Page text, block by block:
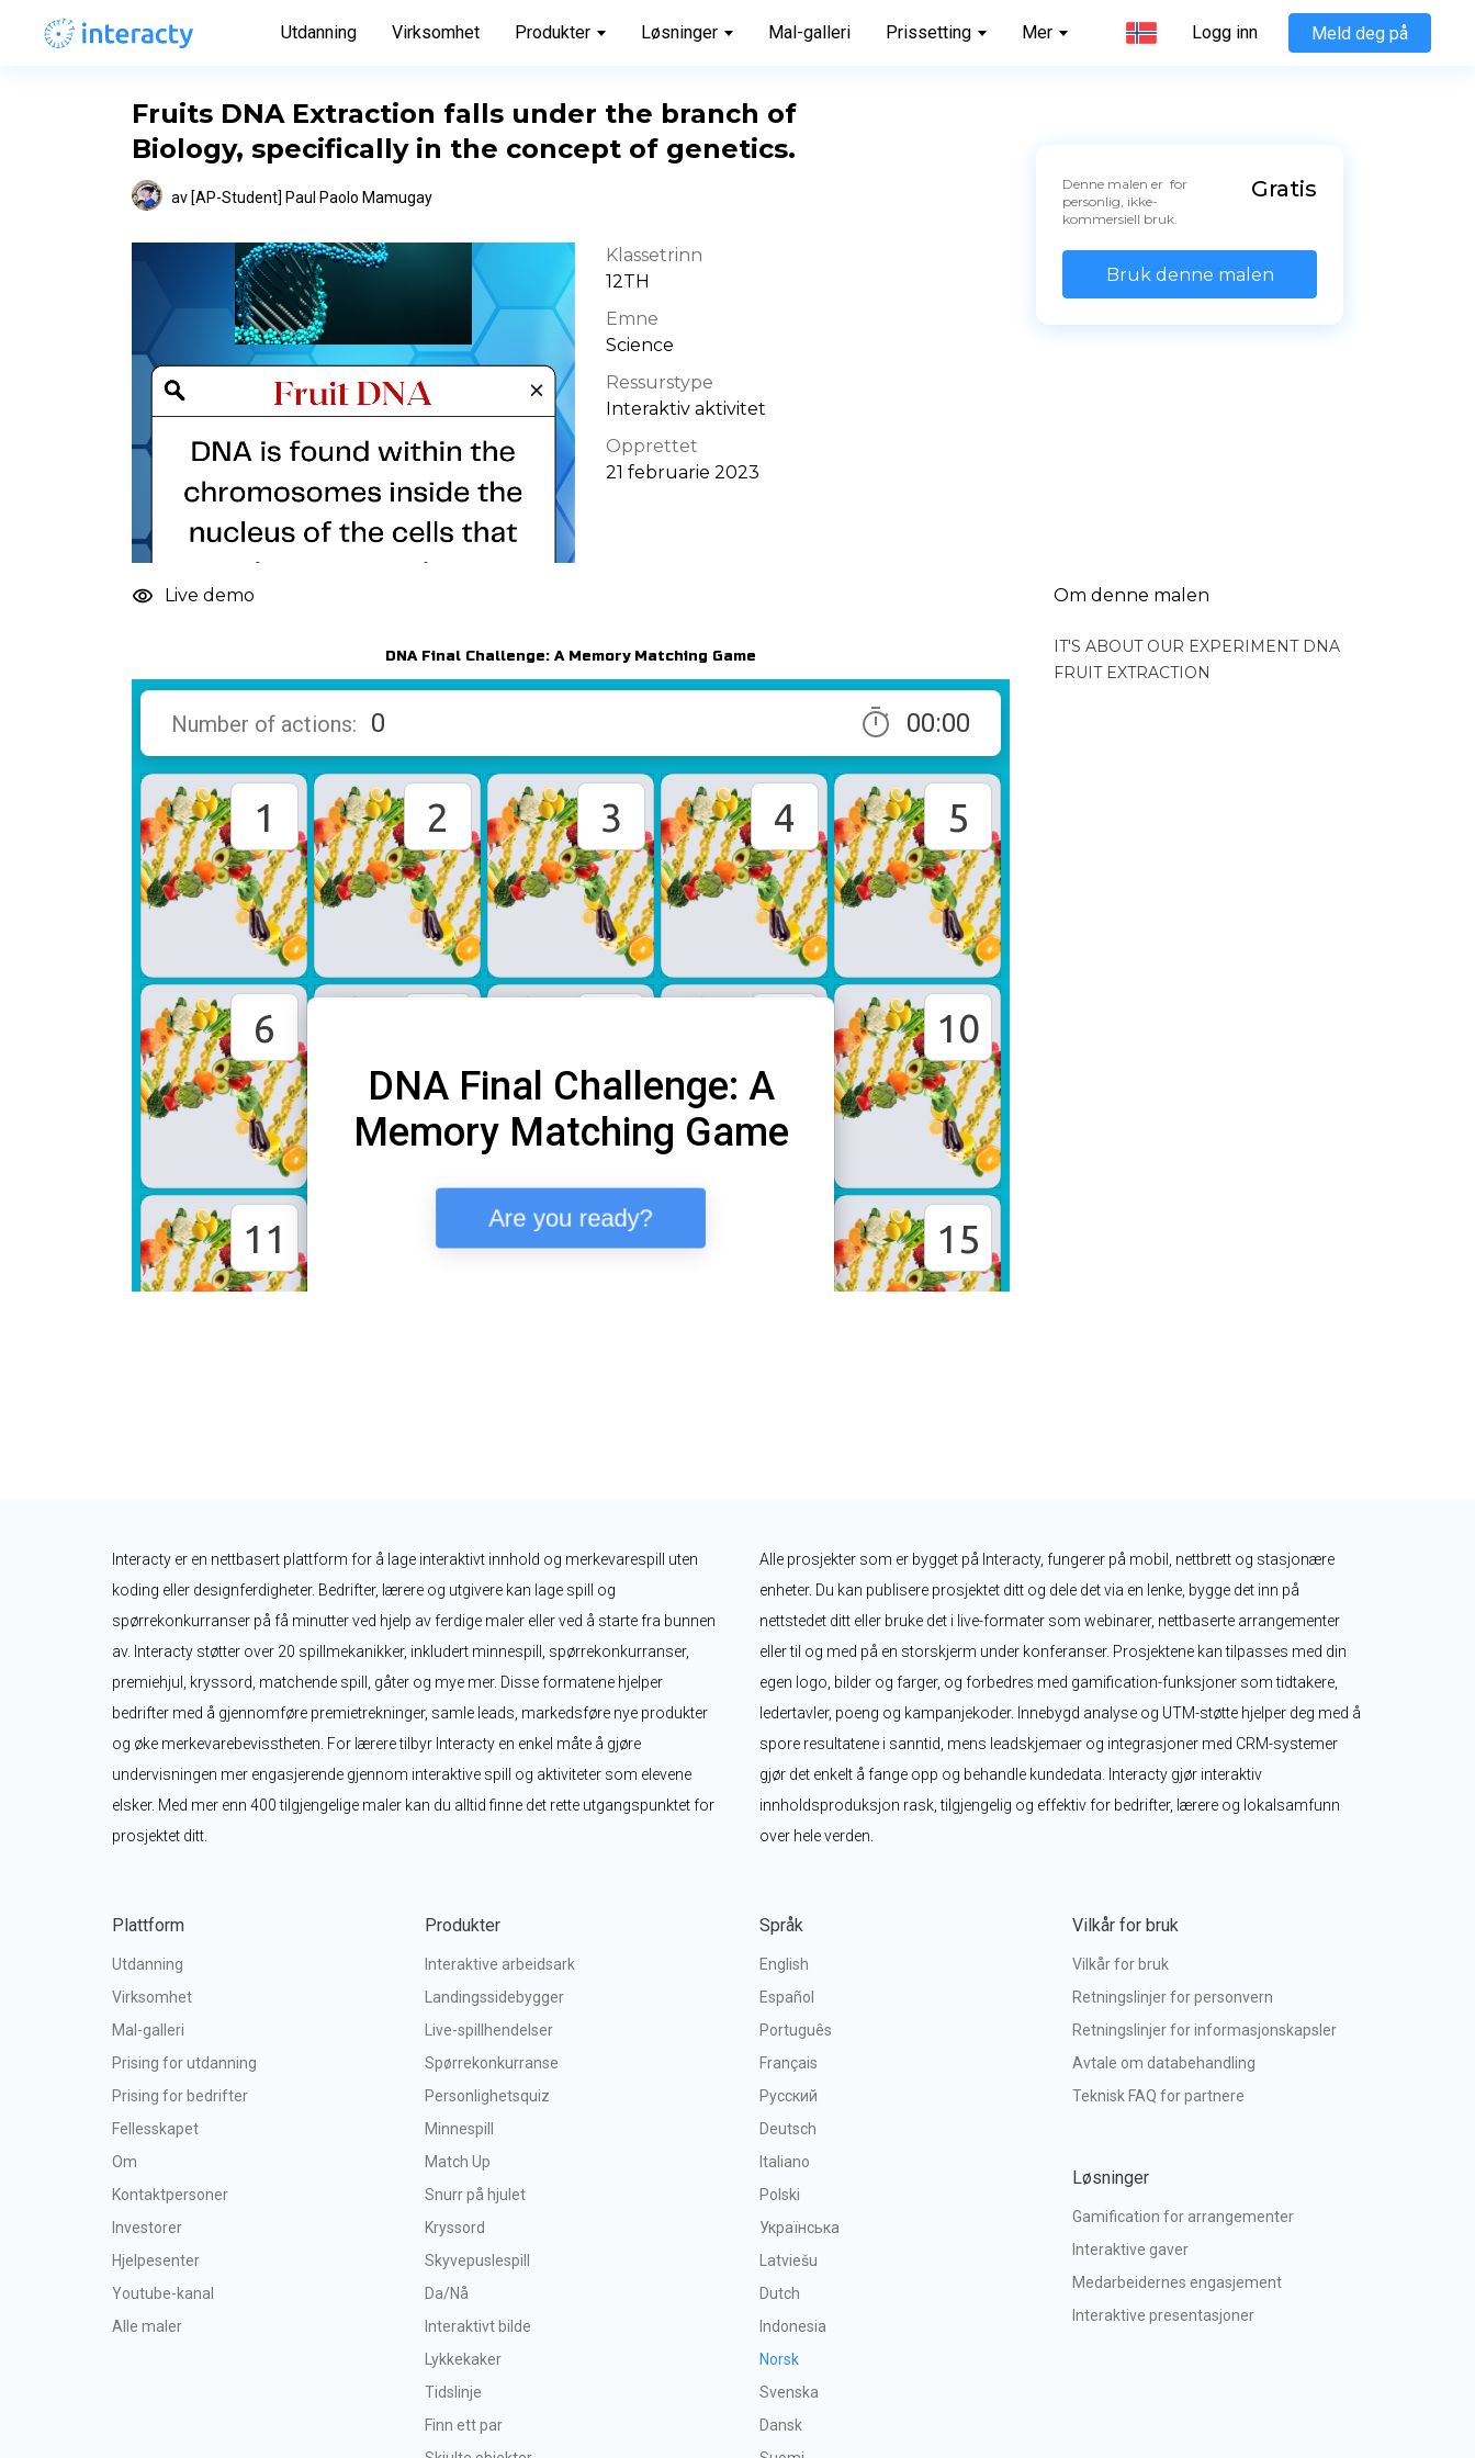
Utdanning Virksomhet Produkter Løsninger Mal-galleri Prissetting Mer Logg inn Meld deg på
Fruits DNA Extraction falls under the branch of
Biology, specifically in the concept of genetics.
av [AP-Student] Paul Paolo Mamugay
Klassetrinn
12TH
Emne
Science
Ressurstype
Interaktiv aktivitet
Opprettet
21 februarie 2023
Denne malen er  for
personlig, ikke-
kommersiell bruk.
Gratis
Bruk denne malen
Live demo Om denne malen
IT'S ABOUT OUR EXPERIMENT DNA
FRUIT EXTRACTION
Interacty er en nettbasert plattform for å lage interaktivt innhold og merkevarespill uten
koding eller designferdigheter. Bedrifter, lærere og utgivere kan lage spill og
spørrekonkurranser på få minutter ved hjelp av ferdige maler eller ved å starte fra bunnen
av. Interacty støtter over 20 spillmekanikker, inkludert minnespill, spørrekonkurranser,
premiehjul, kryssord, matchende spill, gåter og mye mer. Disse formatene hjelper
bedrifter med å gjennomføre premietrekninger, samle leads, markedsføre nye produkter
og øke merkevarebevisstheten. For lærere tilbyr Interacty en enkel måte å gjøre
undervisningen mer engasjerende gjennom interaktive spill og aktiviteter som elevene
elsker. Med mer enn 400 tilgjengelige maler kan du alltid finne det rette utgangspunktet for
prosjektet ditt.
Alle prosjekter som er bygget på Interacty, fungerer på mobil, nettbrett og stasjonære
enheter. Du kan publisere prosjektet ditt og dele det via en lenke, bygge det inn på
nettstedet ditt eller bruke det i live-formater som webinarer, nettbaserte arrangementer
eller til og med på en storskjerm under konferanser. Prosjektene kan tilpasses med din
egen logo, bilder og farger, og forbedres med gamification-funksjoner som tidtakere,
ledertavler, poeng og kampanjekoder. Innebygd analyse og UTM-støtte hjelper deg med å
spore resultatene i sanntid, mens leadskjemaer og integrasjoner med CRM-systemer
gjør det enkelt å fange opp og behandle kundedata. Interacty gjør interaktiv
innholdsproduksjon rask, tilgjengelig og effektiv for bedrifter, lærere og lokalsamfunn
over hele verden.
Plattform
Utdanning
Virksomhet
Mal-galleri
Prising for utdanning
Prising for bedrifter
Fellesskapet
Om
Kontaktpersoner
Investorer
Hjelpesenter
Youtube-kanal
Alle maler
Produkter
Interaktive arbeidsark
Landingssidebygger
Live-spillhendelser
Spørrekonkurranse
Personlighetsquiz
Minnespill
Match Up
Snurr på hjulet
Kryssord
Skyvepuslespill
Da/Nå
Interaktivt bilde
Lykkekaker
Tidslinje
Finn ett par
Språk
English
Español
Português
Français
Русский
Deutsch
Italiano
Polski
Українська
Latviešu
Dutch
Indonesia
Norsk
Svenska
Dansk
Vilkår for bruk
Vilkår for bruk
Retningslinjer for personvern
Retningslinjer for informasjonskapsler
Avtale om databehandling
Teknisk FAQ for partnere
Løsninger
Gamification for arrangementer
Interaktive gaver
Medarbeidernes engasjement
Interaktive presentasjoner